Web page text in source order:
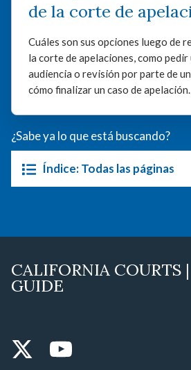
de la corte de
Cuáles son sus opciones luego de
la corte de apelaciones, como pedir
audiencia o revisión por parte de
cómo finalizar un caso de apelación.
¿Sabe ya lo que está buscando?
Índice: Todas las páginas
CALIFORNIA COURTS
GUIDE